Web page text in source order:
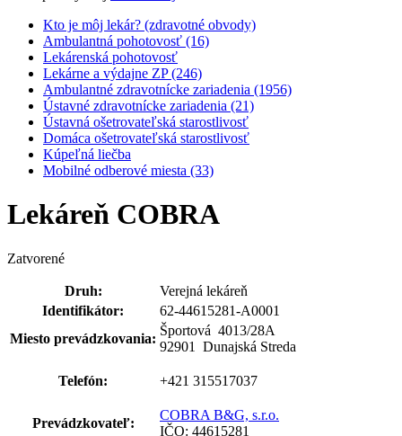
Kto je môj lekár? (zdravotné obvody)
Ambulantná pohotovosť (16)
Lekárenská pohotovosť
Lekárne a výdajne ZP (246)
Ambulantné zdravotnícke zariadenia (1956)
Ústavné zdravotnícke zariadenia (21)
Ústavná ošetrovateľská starostlivosť
Domáca ošetrovateľská starostlivosť
Kúpeľná liečba
Mobilné odberové miesta (33)
Lekáreň COBRA
Zatvorené
Druh:
Verejná lekáreň
Identifikátor:
62-44615281-A0001
Miesto prevádzkovania:
Športová 4013/28A
92901 Dunajská Streda
Telefón: +421 315517037
Prevádzkovateľ:
COBRA B&G, s.r.o.
IČO: 44615281